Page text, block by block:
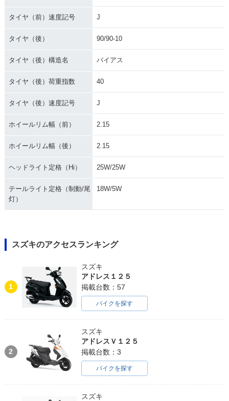
タイヤ（前）速度記号 J
タイヤ（後） 90/90-10
タイヤ（後）構造名 バイアス
タイヤ（後）荷重指数 40
タイヤ（後）速度記号 J
ホイールリム幅（前） 2.15
ホイールリム幅（後） 2.15
ヘッドライト定格（Hi） 25W/25W
テールライト定格（制動/尾
灯）
18W/5W
スズキのアクセスランキング
1
スズキ
アドレス１２５
掲載台数：57
バイクを探す
2
スズキ
アドレスＶ１２５
掲載台数：3
バイクを探す
スズキ